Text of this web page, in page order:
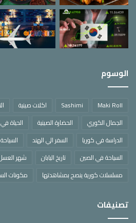
الوسوم
Maki Roll
Sashimi اكلات صينية
الجمال الكوري
الحضارة الصينية الحياة
الدراسة في كوريا
السفر الي الهند
السياحة في الصين
تاريخ اليابان شهر
مسلسلات كورية ينصح بمشاهدتها
مكونات
تصنيفات